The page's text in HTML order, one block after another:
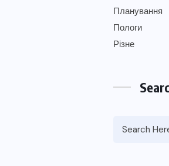
Планування
Пологи
Різне